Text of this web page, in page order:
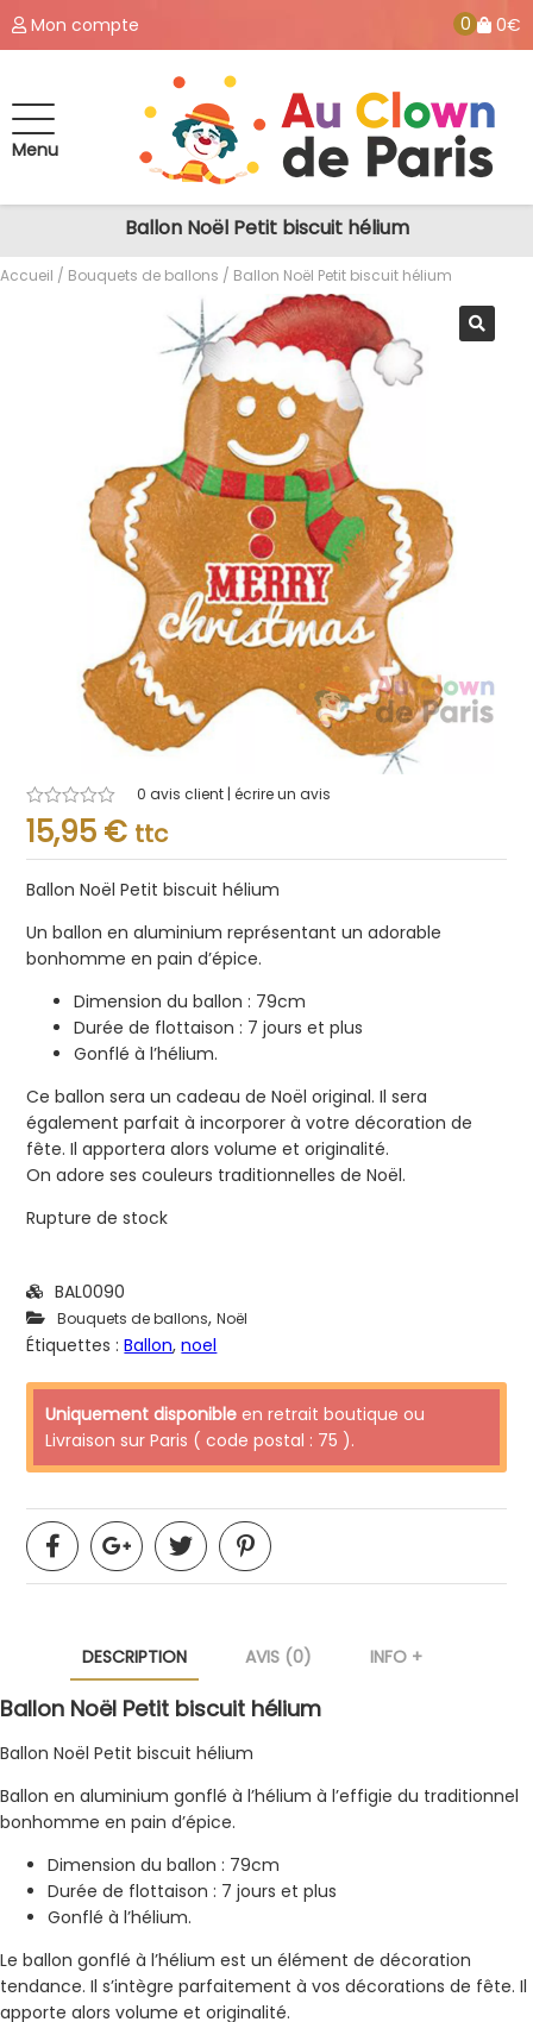
Mon compte 0 0€
Menu
Ballon Noël Petit biscuit hélium
Accueil / Bouquets de ballons / Ballon Noël Petit biscuit hélium
Note
0.001
sur
0 avis client | écrire un avis
15,95 € ttc
Ballon Noël Petit biscuit hélium
Un ballon en aluminium représentant un adorable
bonhomme en pain d’épice.
Dimension du ballon : 79cm
Durée de flottaison : 7 jours et plus
Gonflé à l’hélium.
Ce ballon sera un cadeau de Noël original. Il sera
également parfait à incorporer à votre décoration de
fête. Il apportera alors volume et originalité.
On adore ses couleurs traditionnelles de Noël.
Rupture de stock
BAL0090
Bouquets de ballons,Noël
Étiquettes :Ballon,noel
Uniquement disponible en retrait boutique ou
Livraison sur Paris ( code postal : 75 ).
DESCRIPTION AVIS (0) INFO +
Ballon Noël Petit biscuit hélium
Ballon Noël Petit biscuit hélium
Ballon en aluminium gonflé à l’hélium à l’effigie du traditionnel
bonhomme en pain d’épice.
Dimension du ballon : 79cm
Durée de flottaison : 7 jours et plus
Gonflé à l’hélium.
Le ballon gonflé à l’hélium est un élément de décoration
tendance. Il s’intègre parfaitement à vos décorations de fête. Il
apporte alors volume et originalité.